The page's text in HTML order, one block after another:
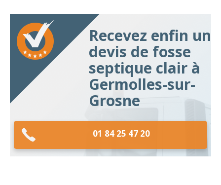
Recevez enfin un
devis de fosse
septique clair à
Germolles-sur-
Grosne
01 84 25 47 20